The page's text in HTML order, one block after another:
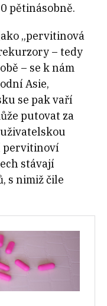
pětinásobně.
„pervitinová
– tedy
– se k nám
Asie,
se pak vaří
putovat za
pervitinoví
stávají
s nimiž čile